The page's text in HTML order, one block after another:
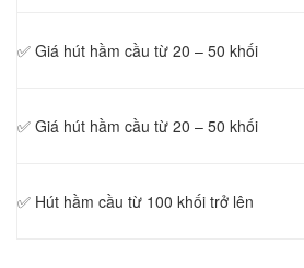
✅ Giá hút hầm cầu từ 20 – 50 khối
✅ Giá hút hầm cầu từ 20 – 50 khối
✅ Hút hầm cầu từ 100 khối trở lên